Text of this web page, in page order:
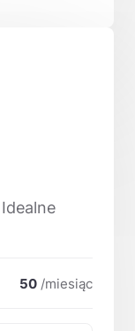
50 /miesiąc